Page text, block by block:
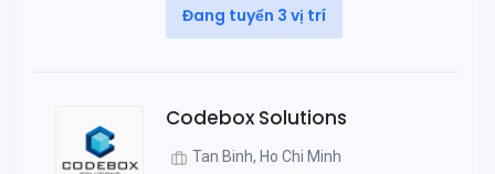
Đang tuyển 3 vị trí
Codebox Solutions
Tan Binh, Ho Chi Minh